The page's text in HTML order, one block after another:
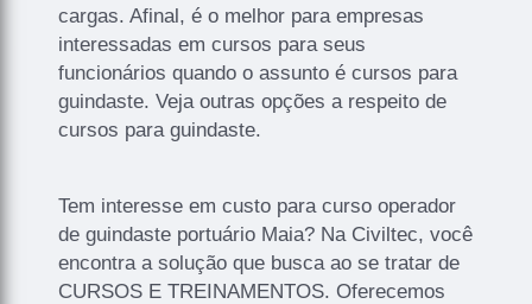
cargas. Afinal, é o melhor para empresas
interessadas em cursos para seus
funcionários quando o assunto é cursos para
guindaste. Veja outras opções a respeito de
cursos para guindaste.
Tem interesse em custo para curso operador
de guindaste portuário Maia? Na Civiltec, você
encontra a solução que busca ao se tratar de
CURSOS E TREINAMENTOS. Oferecemos